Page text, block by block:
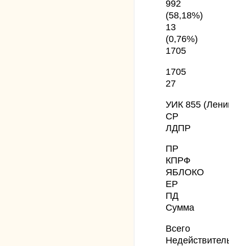
992
(58,18%)
13
(0,76%)
1705
1705
27
УИК 855
СР
ЛДПР
ПР
КПРФ
ЯБЛОКО
ЕР
ПД
Сумма
Всего